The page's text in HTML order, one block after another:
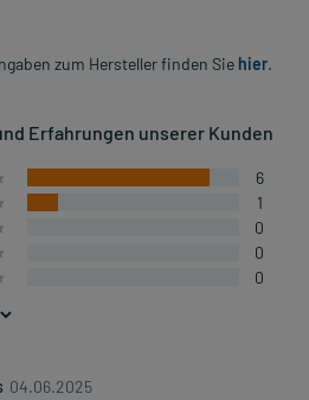
zum Hersteller finden Sie hier.
Erfahrungen unserer Kunden
6
1
0
0
0
04.06.2025